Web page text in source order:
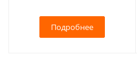
Подробнее